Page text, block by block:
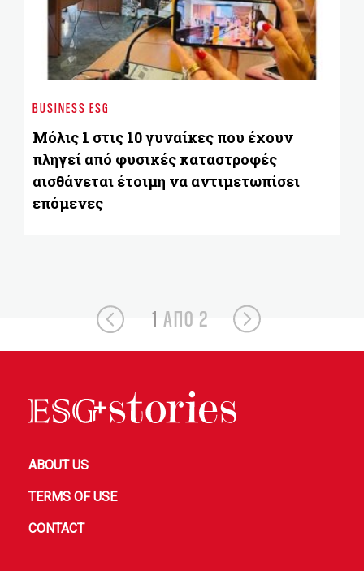
BUSINESS ESG
Μόλις 1 στις 10 γυναίκες που έχουν
πληγεί από φυσικές καταστροφές
αισθάνεται έτοιμη να αντιμετωπίσει
επόμενες
1 ΑΠΟ 2
ABOUT US
TERMS OF USE
CONTACT